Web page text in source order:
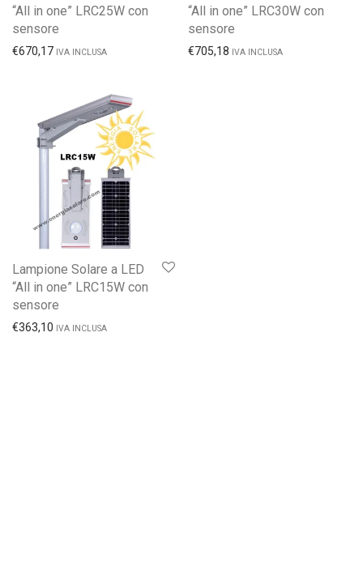
“All in one” LRC25W con
sensore
€670,17 IVA INCLUSA
“All in one” LRC30W con
sensore
€705,18 IVA INCLUSA
Lampione Solare a LED
“All in one” LRC15W con
sensore
€363,10 IVA INCLUSA